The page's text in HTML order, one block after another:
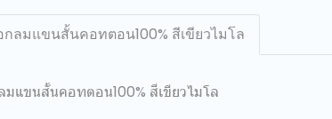
กลมแขนสั้นคอทตอน100% สีเขียวไมโล
มแขนสั้นคอทตอน100% สีเขียวไมโล